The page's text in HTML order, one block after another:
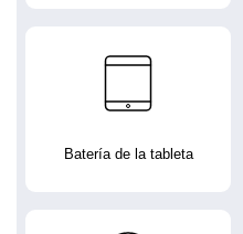
Batería de la tableta